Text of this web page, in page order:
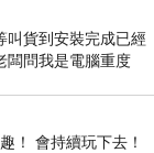
叫貨到安裝完成已經
闆問我是電腦重度
！ 會持續玩下去！